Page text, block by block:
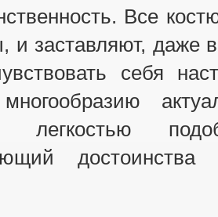
Все
и заставляют, даже в
себя
многообразию